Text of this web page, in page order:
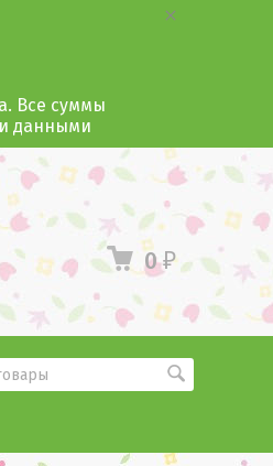
Все суммы
данными
0₽